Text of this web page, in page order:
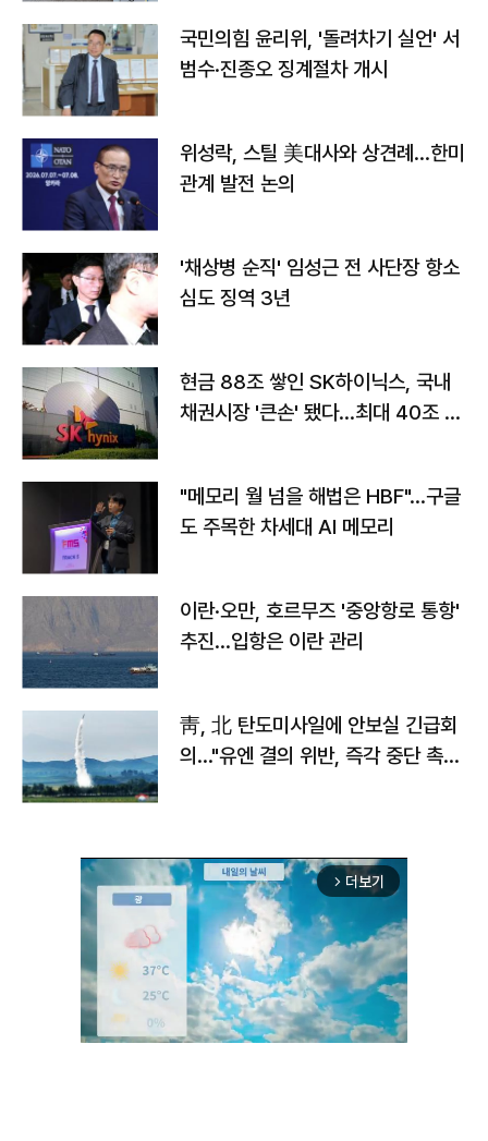
국민의힘 윤리위, '돌려차기 실언' 서
범수·진종오 징계절차 개시
위성락, 스틸 美대사와 상견례…한미
관계 발전 논의
'채상병 순직' 임성근 전 사단장 항소
심도 징역 3년
현금 88조 쌓인 SK하이닉스, 국내
채권시장 '큰손' 됐다…최대 40조 투
"메모리 월 넘을 해법은 HBF"…구글
도 주목한 차세대 AI 메모리
이란·오만, 호르무즈 '중앙항로 통항'
추진…입항은 이란 관리
靑, 北 탄도미사일에 안보실 긴급회
의…"유엔 결의 위반, 즉각 중단 촉
arrow_forward_ios 더보기